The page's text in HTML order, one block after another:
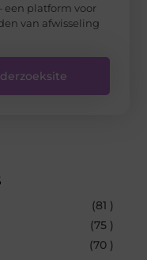
een platform voor
van afwisseling
(81 )
(75 )
(70 )